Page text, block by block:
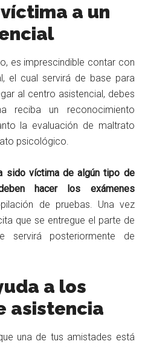
a un
es imprescindible contar con
el cual servirá de base para
al centro asistencial, debes
reciba un reconocimiento
la evaluación de maltrato
psicológico.
sido víctima de algún tipo de
hacer los exámenes
de pruebas. Una vez
que se entregue el parte de
servirá posteriormente de
a los
asistencia
una de tus amistades está